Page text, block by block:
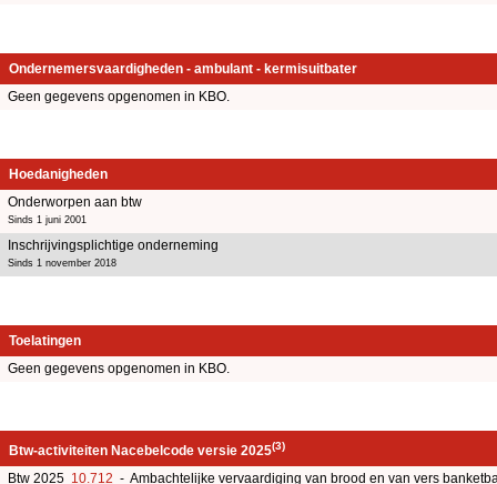
Ondernemersvaardigheden - ambulant - kermisuitbater
Geen gegevens opgenomen in KBO.
Hoedanigheden
Onderworpen aan btw
Sinds 1 juni 2001
Inschrijvingsplichtige onderneming
Sinds 1 november 2018
Toelatingen
Geen gegevens opgenomen in KBO.
Btw-activiteiten Nacebelcode versie 2025(3)
Btw 2025 10.712 - Ambachtelijke vervaardiging van brood en van vers